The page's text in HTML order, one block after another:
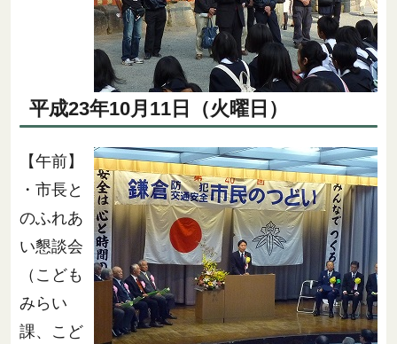
平成23年10月11日（火曜日）
【午前】
・市長と
のふれあ
い懇談会
（こども
みらい
課、こど